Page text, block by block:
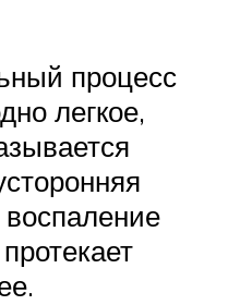
процесс
легкое,